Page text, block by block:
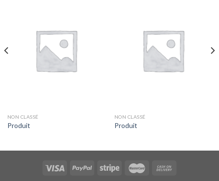
NON CLASSÉ
Produit
NON CLASSÉ
Produit